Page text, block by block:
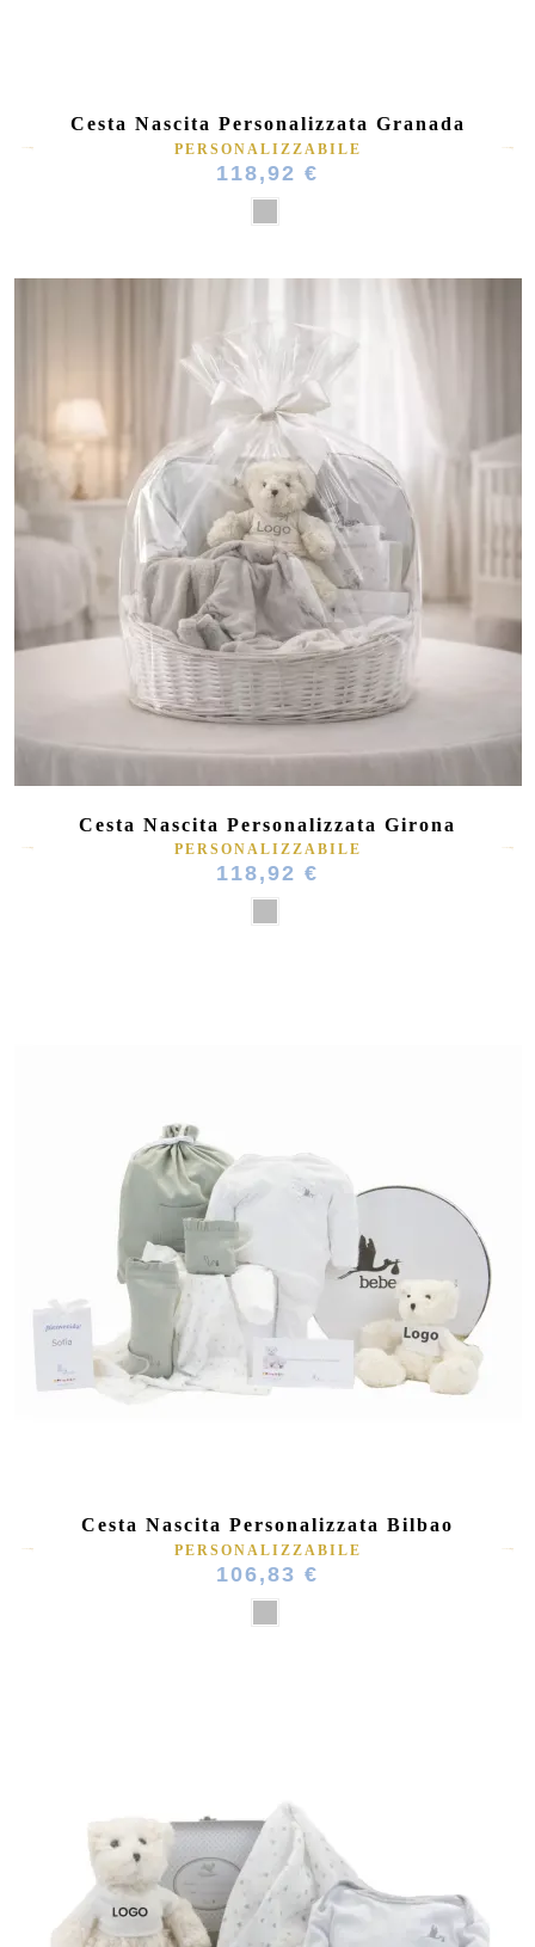
Cesta Nascita Personalizzata Granada
PERSONALIZZABILE
118,92 €
Cesta Nascita Personalizzata Girona
PERSONALIZZABILE
118,92 €
Cesta Nascita Personalizzata Bilbao
PERSONALIZZABILE
106,83 €